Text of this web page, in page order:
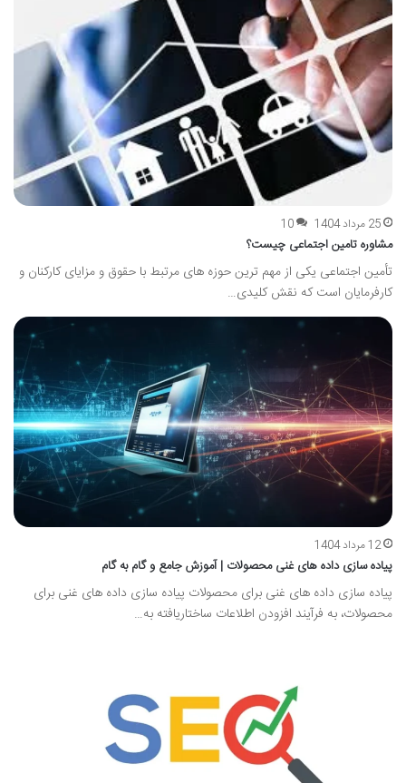
25 مرداد 1404 10
مشاوره تامین اجتماعی چیست؟
تأمین اجتماعی یکی از مهم ترین حوزه های مرتبط با حقوق و مزایای کارکنان و
کارفرمایان است که نقش کلیدی…
12 مرداد 1404
پیاده سازی داده های غنی محصولات | آموزش جامع و گام به گام
پیاده سازی داده های غنی برای محصولات پیاده سازی داده های غنی برای
محصولات، به فرآیند افزودن اطلاعات ساختاریافته به…